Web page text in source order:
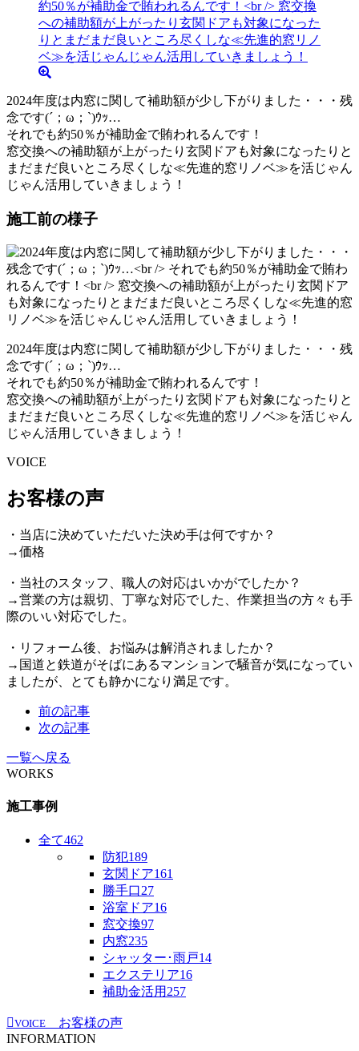
2024年度は内窓に関して補助額が少し下がりました・・・残
念です(´；ω；`)ｳｯ…
それでも約50％が補助金で賄われるんです！
窓交換への補助額が上がったり玄関ドアも対象になったりと
まだまだ良いところ尽くしな≪先進的窓リノベ≫を活じゃん
じゃん活用していきましょう！
施工前の様子
2024年度は内窓に関して補助額が少し下がりました・・・残
念です(´；ω；`)ｳｯ…
それでも約50％が補助金で賄われるんです！
窓交換への補助額が上がったり玄関ドアも対象になったりと
まだまだ良いところ尽くしな≪先進的窓リノベ≫を活じゃん
じゃん活用していきましょう！
VOICE
お客様の声
・当店に決めていただいた決め手は何ですか？
→価格
・当社のスタッフ、職人の対応はいかがでしたか？
→営業の方は親切、丁寧な対応でした、作業担当の方々も手
際のいい対応でした。
・リフォーム後、お悩みは解消されましたか？
→国道と鉄道がそばにあるマンションで騒音が気になってい
ましたが、とても静かになり満足です。
前の記事
次の記事
一覧へ戻る
WORKS
施工事例
全て462
防犯189
玄関ドア161
勝手口27
浴室ドア16
窓交換97
内窓235
シャッター･雨戸14
エクステリア16
補助金活用 257
VOICE
お客様の声
INFORMATION